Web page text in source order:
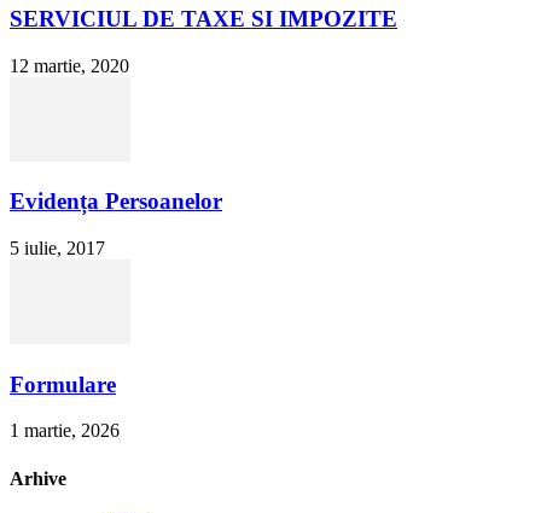
SERVICIUL DE TAXE SI IMPOZITE
12 martie, 2020
Evidența Persoanelor
5 iulie, 2017
Formulare
1 martie, 2026
Arhive